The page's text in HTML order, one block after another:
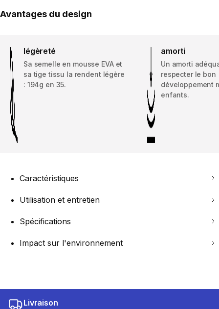
Avantages du design
légèreté
Sa semelle en mousse EVA et
sa tige tissu la rendent légère
: 194g en 35.
amorti
Un amorti
respecter le bon
développement
enfants.
Caractéristiques
Utilisation et entretien
Spécifications
Impact sur l'environnement
Livraison